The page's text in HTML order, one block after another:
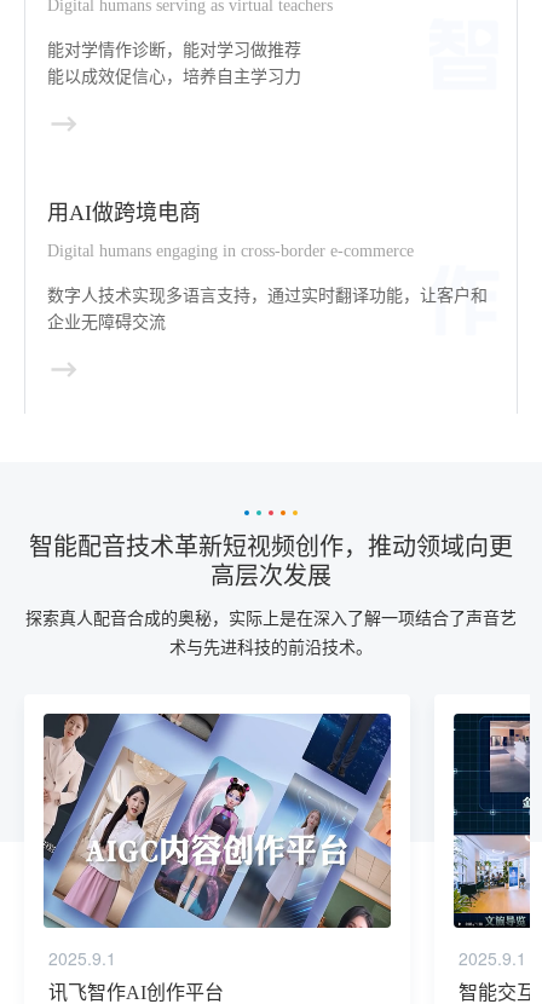
Digital humans serving as virtual teachers
能对学情作诊断，能对学习做推荐
能以成效促信心，培养自主学习力
用AI做跨境电商
Digital humans engaging in cross-border e-commerce
数字人技术实现多语言支持，通过实时翻译功能，让客户和
企业无障碍交流
智能配音技术革新短视频创作，推动领域向更
高层次发展
探索真人配音合成的奥秘，实际上是在深入了解一项结合了声音艺
术与先进科技的前沿技术。
2025.9.1
讯飞智作AI创作平台
2025.9.1
智能交互